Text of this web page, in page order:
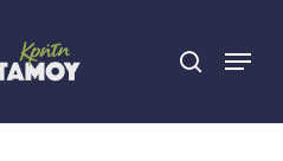
search
Menu
Close